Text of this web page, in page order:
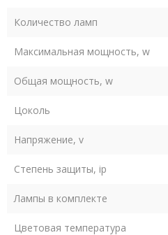
Количество ламп
Максимальная мощность, w
Общая мощность, w
Цоколь
Напряжение, v
Степень защиты, ip
Лампы в комплекте
Цветовая температура